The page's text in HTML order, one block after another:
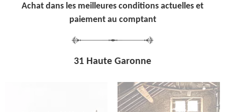
Achat dans les meilleures conditions actuelles et
paiement au comptant
31 Haute Garonne